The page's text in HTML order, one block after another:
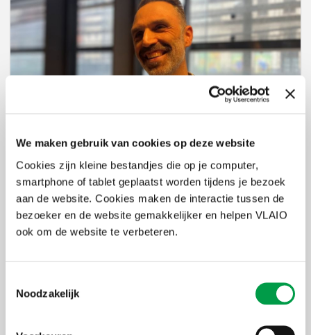
We maken gebruik van cookies op deze website
Cookies zijn kleine bestandjes die op je computer,
smartphone of tablet geplaatst worden tijdens je bezoek
aan de website. Cookies maken de interactie tussen de
bezoeker en de website gemakkelijker en helpen VLAIO
ook om de website te verbeteren.
Noodzakelijk
8 jan 2026
DNA dat je wél kan lezen